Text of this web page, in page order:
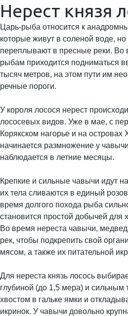
Нерест князя
Царь-рыба относится к
которые живут в соленой воде,
переплывают в пресные реки. Во
рыбам приходится подниматься
тысяч метров, на этом пути им
речные пороги.
У короля лосося нерест
лососевых видов. Уже в мае, с
Корякском нагорье и на островах
начинается размножение у
наблюдается в летние месяцы.
Крепкие и сильные чавычи идут
их тела сливаются в единый
время долгого похода рыба
становится простой добычей для
Во время нереста чавычи,
рек, чтобы подкрепить свой
мясом, а также их питательной
Для нереста князь лосось
глубиной (до 1,5 мера) и
хвостом в гальке ямки и
икринок. У чавычи довольно